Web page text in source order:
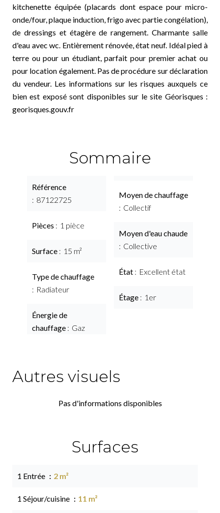
kitchenette équipée (placards dont espace pour micro-
onde/four, plaque induction, frigo avec partie congélation),
de dressings et étagère de rangement. Charmante salle
d'eau avec wc. Entièrement rénovée, état neuf. Idéal pied à
terre ou pour un étudiant, parfait pour premier achat ou
pour location également. Pas de procédure sur déclaration
du vendeur. Les informations sur les risques auxquels ce
bien est exposé sont disponibles sur le site Géorisques :
georisques.gouv.fr
Sommaire
Référence
87122725
Pièces 1 pièce
Surface 15 m²
Type de chauffage
Radiateur
Énergie de
chauffage
Gaz
Moyen de chauffage
Collectif
Moyen d'eau chaude
Collective
État Excellent état
Étage 1er
Autres visuels
Pas d'informations disponibles
Surfaces
1 Entrée 2 m²
1 Séjour/cuisine 11 m²